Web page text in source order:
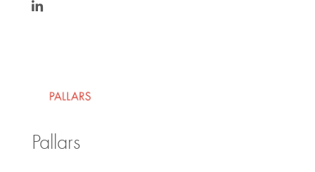
Pallars